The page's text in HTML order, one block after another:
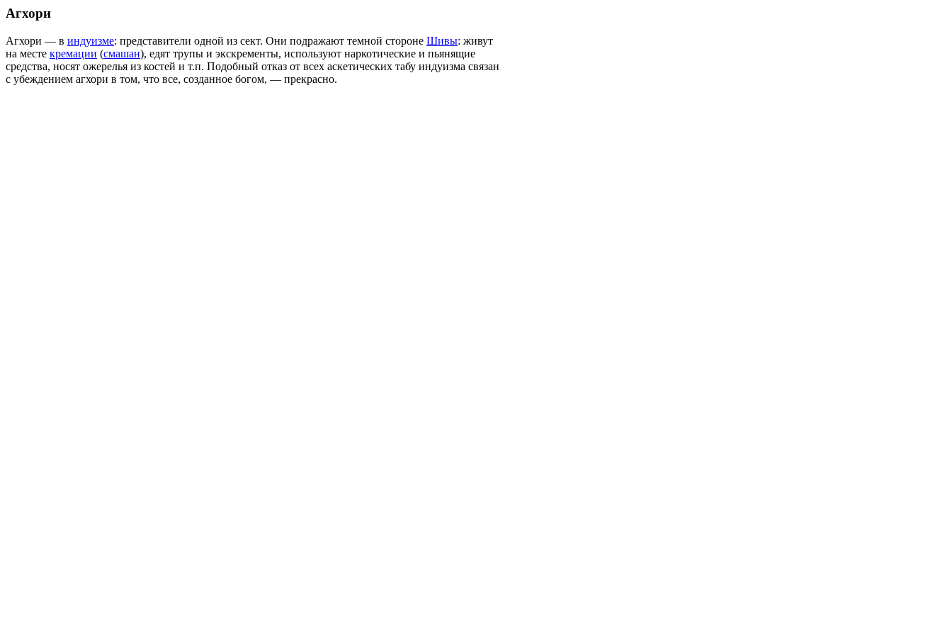
Агхори
Агхори — в индуизме: представители одной из сект. Они подражают темной стороне Шивы: живут
на месте кремации (смашан), едят трупы и экскременты, используют наркотические и пьянящие
средства, носят ожерелья из костей и т.п. Подобный отказ от всех аскетических табу индуизма связан
с убеждением агхори в том, что все, созданное богом, — прекрасно.